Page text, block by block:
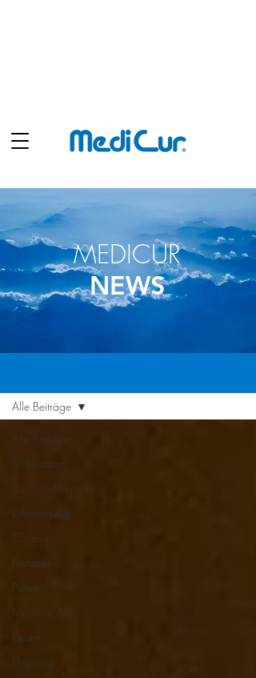
MEDICUR
NEWS
Alle Beiträge
Trinkwasser
Sauerstofftherapie
Luftreinigung
Corona
Pestizide
Pollen
MediCur AG
Reisen
Flugzeug
Alle Beiträge